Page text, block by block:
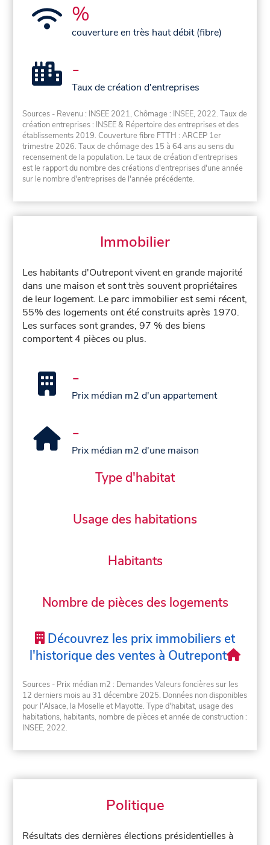
%
couverture en très haut débit (fibre)
-
Taux de création d'entreprises
Sources - Revenu : INSEE 2021, Chômage : INSEE, 2022. Taux de
création entreprises : INSEE & Répertoire des entreprises et des
établissements 2019. Couverture fibre FTTH : ARCEP 1er
trimestre 2026. Taux de chômage des 15 à 64 ans au sens du
recensement de la population. Le taux de création d'entreprises
est le rapport du nombre des créations d'entreprises d'une année
sur le nombre d'entreprises de l'année précédente.
Immobilier
Les habitants d'Outrepont vivent en grande majorité
dans une maison et sont très souvent propriétaires
de leur logement. Le parc immobilier est semi récent,
55% des logements ont été construits après 1970.
Les surfaces sont grandes, 97 % des biens
comportent 4 pièces ou plus.
-
Prix médian m2 d'un appartement
-
Prix médian m2 d'une maison
Type d'habitat
Usage des habitations
Habitants
Nombre de pièces des logements
Découvrez les prix immobiliers et
l'historique des ventes à Outrepont
Sources - Prix médian m2 : Demandes Valeurs foncières sur les
12 derniers mois au 31 décembre 2025. Données non disponibles
pour l'Alsace, la Moselle et Mayotte. Type d'habitat, usage des
habitations, habitants, nombre de pièces et année de construction :
INSEE, 2022.
Politique
Résultats des dernières élections présidentielles à